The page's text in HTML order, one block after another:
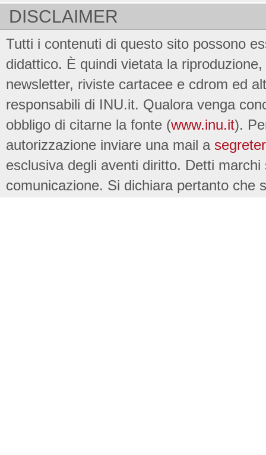
DISCLAIMER
Tutti i contenuti di questo sito possono
didattico. È quindi vietata la
newsletter, riviste cartacee e cdrom ed
responsabili di INU.it. Qualora venga
obbligo di citarne la fonte (www.inu.it).
autorizzazione inviare una mail a
esclusiva degli aventi diritto. Detti
comunicazione. Si dichiara pertanto che